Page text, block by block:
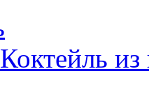
Коктейль из